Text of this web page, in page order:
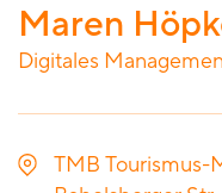
Maren
Digitales
TMB Tourismus-